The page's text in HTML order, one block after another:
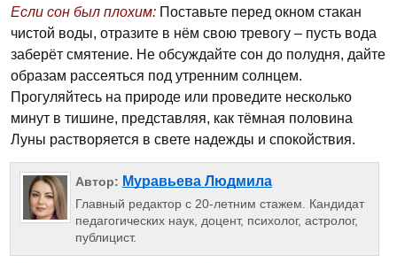
Если сон был плохим: Поставьте перед окном стакан
чистой воды, отразите в нём свою тревогу – пусть вода
заберёт смятение. Не обсуждайте сон до полудня, дайте
образам рассеяться под утренним солнцем.
Прогуляйтесь на природе или проведите несколько
минут в тишине, представляя, как тёмная половина
Луны растворяется в свете надежды и спокойствия.
Автор: Муравьева Людмила
Главный редактор с 20-летним стажем. Кандидат
педагогических наук, доцент, психолог, астролог,
публицист.